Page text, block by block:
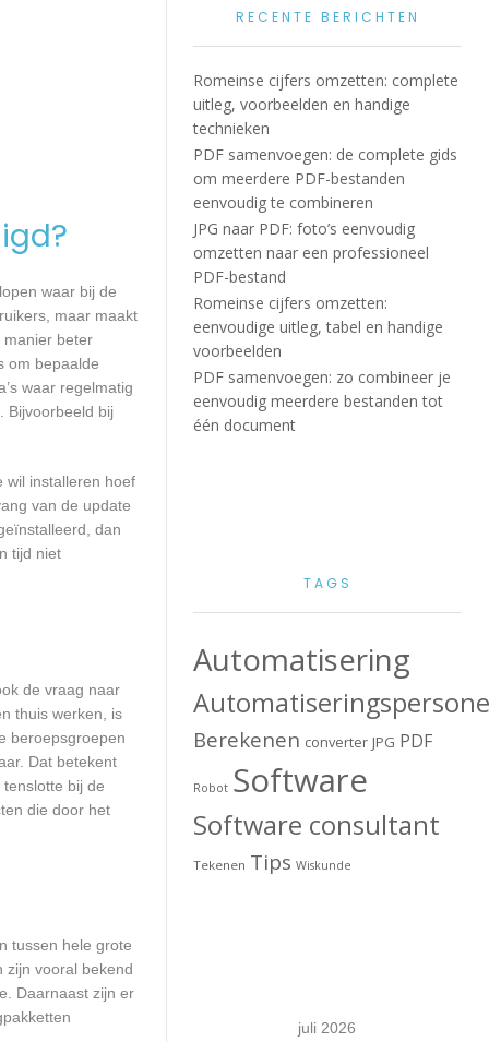
waar bij de
maar maakt
manier beter
om bepaalde
waar regelmatig
Bijvoorbeeld bij
wil installeren hoef
van de update
dan
tijd niet
de vraag naar
thuis werken, is
beroepsgroepen
Dat betekent
bij de
die door het
tussen hele grote
zijn vooral bekend
Daarnaast zijn er
RECENTE BERICHTEN
Romeinse cijfers omzetten: complete
uitleg, voorbeelden en handige
technieken
PDF samenvoegen: de complete gids
om meerdere PDF-bestanden
eenvoudig te combineren
JPG naar PDF: foto’s eenvoudig
omzetten naar een professioneel
PDF-bestand
Romeinse cijfers omzetten:
eenvoudige uitleg, tabel en handige
voorbeelden
PDF samenvoegen: zo combineer je
eenvoudig meerdere bestanden tot
één document
TAGS
Automatisering
Berekenen converter JPG PDF
Robot Software
Software consultant
Tekenen Tips Wiskunde
juli 2026